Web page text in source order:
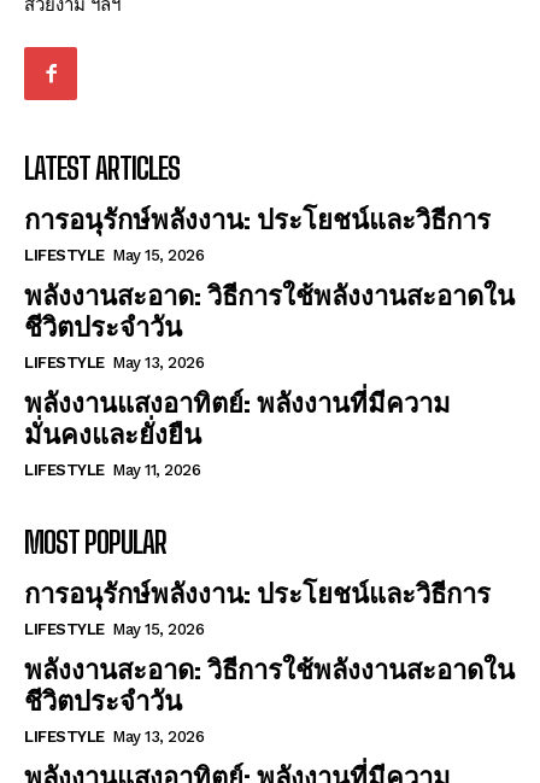
LATEST ARTICLES
การอนุรักษ์พลังงาน: ประโยชน์และวิธีการ
LIFESTYLE May 15, 2026
พลังงานสะอาด: วิธีการใช้พลังงานสะอาดใน
ชีวิตประจำวัน
LIFESTYLE May 13, 2026
พลังงานแสงอาทิตย์: พลังงานที่มีความ
มั่นคงและยั่งยืน
LIFESTYLE May 11, 2026
MOST POPULAR
การอนุรักษ์พลังงาน: ประโยชน์และวิธีการ
LIFESTYLE May 15, 2026
พลังงานสะอาด: วิธีการใช้พลังงานสะอาดใน
ชีวิตประจำวัน
LIFESTYLE May 13, 2026